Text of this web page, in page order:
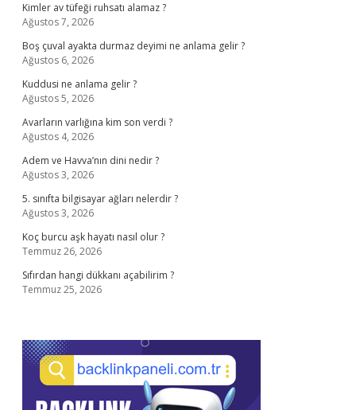
Kimler av tüfeği ruhsatı alamaz ?
Ağustos 7, 2026
Boş çuval ayakta durmaz deyimi ne anlama gelir ?
Ağustos 6, 2026
Kuddusi ne anlama gelir ?
Ağustos 5, 2026
Avarların varlığına kim son verdi ?
Ağustos 4, 2026
Adem ve Havva’nın dini nedir ?
Ağustos 3, 2026
5. sınıfta bilgisayar ağları nelerdir ?
Ağustos 3, 2026
Koç burcu aşk hayatı nasıl olur ?
Temmuz 26, 2026
Sıfırdan hangi dükkanı açabilirim ?
Temmuz 25, 2026